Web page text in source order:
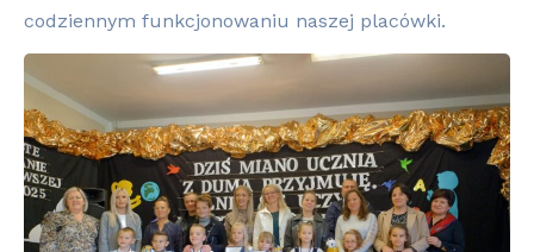
codziennym funkcjonowaniu naszej placówki.